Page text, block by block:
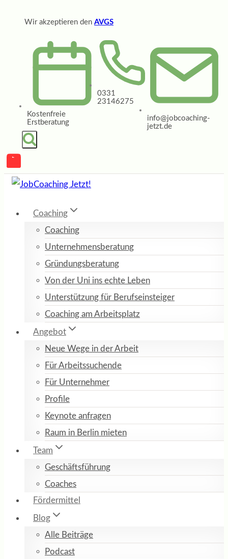
Wir akzeptieren den AVGS
Kostenfreie
Erstberatung
0331
23146275
info@jobcoaching-
jetzt.de
Coaching
Coaching
Unternehmensberatung
Gründungsberatung
Von der Uni ins echte Leben
Unterstützung für Berufseinsteiger
Coaching am Arbeitsplatz
Angebot
Neue Wege in der Arbeit
Für Arbeitssuchende
Für Unternehmer
Profile
Keynote anfragen
Raum in Berlin mieten
Team
Geschäftsführung
Coaches
Fördermittel
Blog
Alle Beiträge
Podcast